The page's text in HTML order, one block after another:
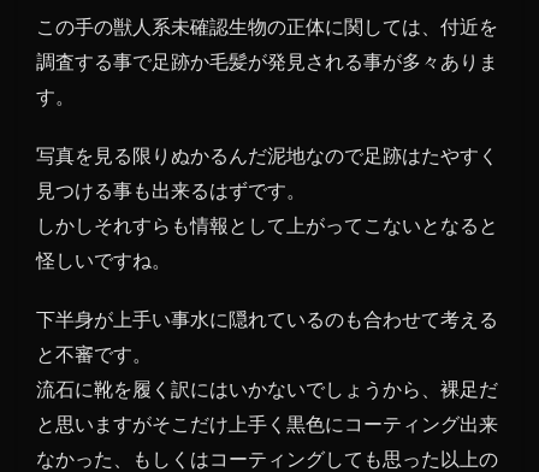
この手の獣人系未確認生物の正体に関しては、付近を
調査する事で足跡か毛髪が発見される事が多々ありま
す。
写真を見る限りぬかるんだ泥地なので足跡はたやすく
見つける事も出来るはずです。
しかしそれすらも情報として上がってこないとなると
怪しいですね。
下半身が上手い事水に隠れているのも合わせて考える
と不審です。
流石に靴を履く訳にはいかないでしょうから、裸足だ
と思いますがそこだけ上手く黒色にコーティング出来
なかった、もしくはコーティングしても思った以上の